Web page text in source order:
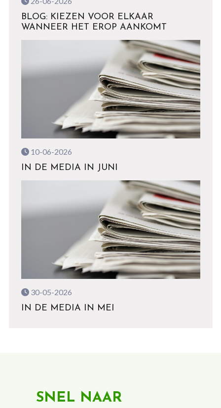
BLOG: KIEZEN VOOR ELKAAR
WANNEER HET EROP AANKOMT
10-06-2026
IN DE MEDIA IN JUNI
30-05-2026
IN DE MEDIA IN MEI
SNEL NAAR